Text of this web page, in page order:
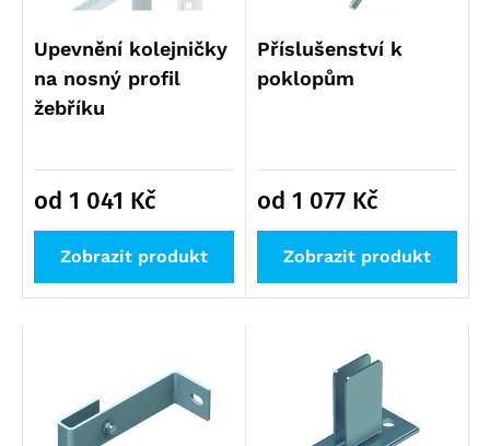
Upevnění kolejničky
na nosný profil
žebříku
od 1 041 Kč
Zobrazit produkt
Příslušenství k
poklopům
od 1 077 Kč
Zobrazit produkt